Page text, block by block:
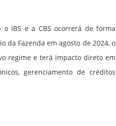
IBS e a CBS ocorrerá de forma
da Fazenda em agosto de 2024, o
regime e terá impacto direto em
gerenciamento de créditos